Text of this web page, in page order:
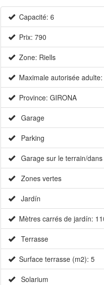
Capacité: 6
Prix: 790
Zone: Riells
Maximale autorisée adulte:
Province: GIRONA
Garage
Parking
Garage sur le terrain/dans
Zones vertes
Jardín
Mètres carrés de jardín:
Terrasse
Surface terrasse (m2): 5
Solarium